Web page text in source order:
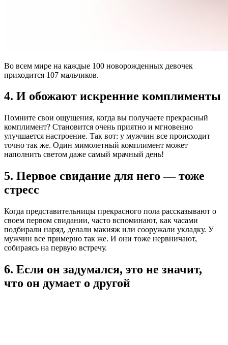
Во всем мире на каждые 100 новорожденных девочек
приходится 107 мальчиков.
4. И обожают искренние комплименты
Помните свои ощущения, когда вы получаете прекрасный
комплимент? Становится очень приятно и мгновенно
улучшается настроение. Так вот: у мужчин все происходит
точно так же. Один мимолетный комплимент может
наполнить светом даже самый мрачный день!
5. Первое свидание для него — тоже
стресс
Когда представительницы прекрасного пола рассказывают о
своем первом свидании, часто вспоминают, как часами
подбирали наряд, делали макияж или сооружали укладку. У
мужчин все примерно так же. И они тоже нервничают,
собираясь на первую встречу.
6. Если он задумался, это не значит,
что он думает о другой